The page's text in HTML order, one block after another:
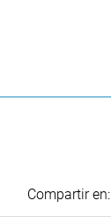
Compartir en: